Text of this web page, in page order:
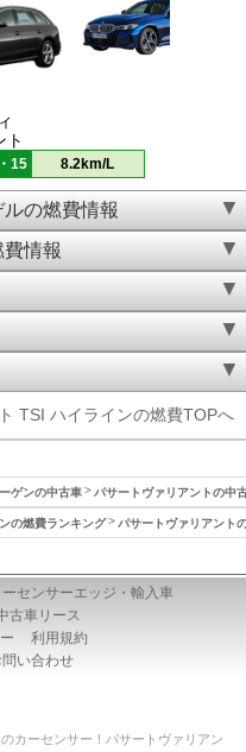
ト
15 8.2km/L
の燃費情報
情報
TSI ハイラインの燃費TOPへ
ゲンの中古車 パサートヴァリアントの中
の燃費ランキング パサートヴァリアント
ーセンサーエッジ・輸入車
古車リース
利用規約
問い合わせ
カーセンサー！パサートヴァリアン